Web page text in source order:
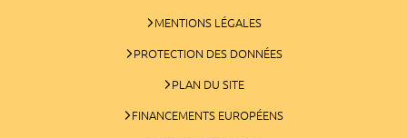
MENTIONS LÉGALES
PROTECTION DES DONNÉES
PLAN DU SITE
FINANCEMENTS EUROPÉENS